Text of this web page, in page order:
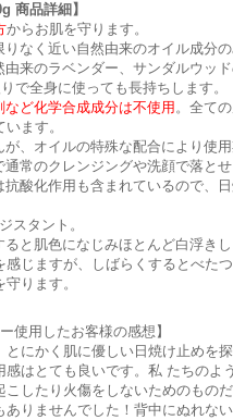
商品詳細】
からお肌を守ります。
なく近い自然由来のオイル成分
来のラベンダー、サンダルウッ
で全身に使っても長持ちします。
ど化学合成成分は不使用 。全て
ます。
、オイルの特殊な配合により使
常のクレンジングや洗顔で落と
酸化作用も含まれているので、
スタント。
と肌色になじみほとんど白浮き
感じますが、しばらくするとべた
ります。
使用したお客様の感想】
とにかく肌に優しい日焼け止めを
感はとても良いです。私 たちの
こしたり火傷をしないためのもの
ありませんでした！背中にぬれな